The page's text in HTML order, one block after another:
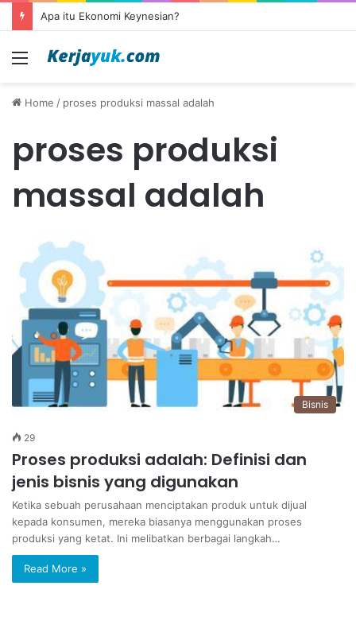
Apa itu Ekonomi Keynesian?
Menu
Home / proses produksi massal adalah
proses produksi
massal adalah
Bisnis
29
Proses produksi adalah: Definisi dan
jenis bisnis yang digunakan
Ketika sebuah perusahaan menciptakan produk untuk dijual
kepada konsumen, mereka biasanya menggunakan proses
produksi yang ketat. Ini melibatkan berbagai langkah…
Read More »